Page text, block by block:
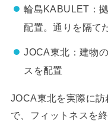
輪島KABULET：
配置。通りを隔て
JOCA東北：建物
スを配置
JOCA東北を実際に訪
で、フィットネスを